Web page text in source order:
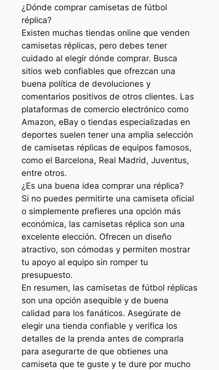
¿Dónde comprar camisetas de fútbol
réplica?
Existen muchas tiendas online que venden
camisetas réplicas, pero debes tener
cuidado al elegir dónde comprar. Busca
sitios web confiables que ofrezcan una
buena política de devoluciones y
comentarios positivos de otros clientes. Las
plataformas de comercio electrónico como
Amazon, eBay o tiendas especializadas en
deportes suelen tener una amplia selección
de camisetas réplicas de equipos famosos,
como el Barcelona, Real Madrid, Juventus,
entre otros.
¿Es una buena idea comprar una réplica?
Si no puedes permitirte una camiseta oficial
o simplemente prefieres una opción más
económica, las camisetas réplica son una
excelente elección. Ofrecen un diseño
atractivo, son cómodas y permiten mostrar
tu apoyo al equipo sin romper tu
presupuesto.
En resumen, las camisetas de fútbol réplicas
son una opción asequible y de buena
calidad para los fanáticos. Asegúrate de
elegir una tienda confiable y verifica los
detalles de la prenda antes de comprarla
para asegurarte de que obtienes una
camiseta que te guste y te dure por mucho